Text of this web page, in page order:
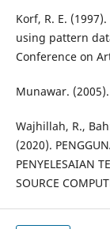
Korf, R. E.
using pattern
Conference on
Munawar.
Wajhillah, R.,
(2020).
PENYELESAIAN
SOURCE